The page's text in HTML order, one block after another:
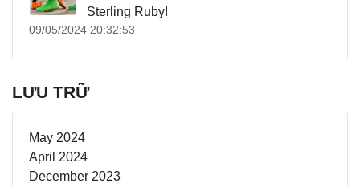
Sterling Ruby!
09/05/2024 20:32:53
LƯU TRỮ
May 2024
April 2024
December 2023